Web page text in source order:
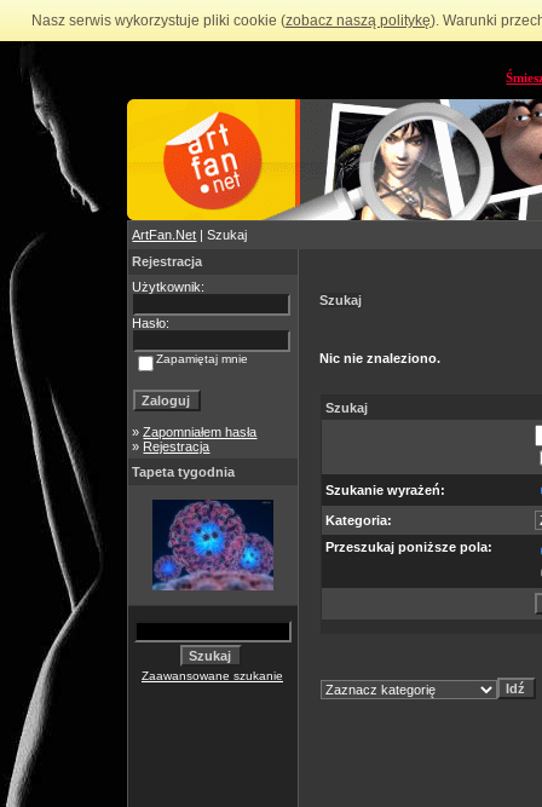
Nasz serwis wykorzystuje pliki cookie (zobacz naszą politykę). Warunki
ArtFan.Net | Szukaj
Rejestracja
Użytkownik:
Hasło:
Zapamiętaj mnie
»Zapomniałem hasła
» Rejestracja
Tapeta tygodnia
Zaawansowane szukanie
Szukaj
Nic nie znaleziono.
Szukaj
Szukanie wyrażeń:
Kategoria:
Przeszukaj poniższe pola: